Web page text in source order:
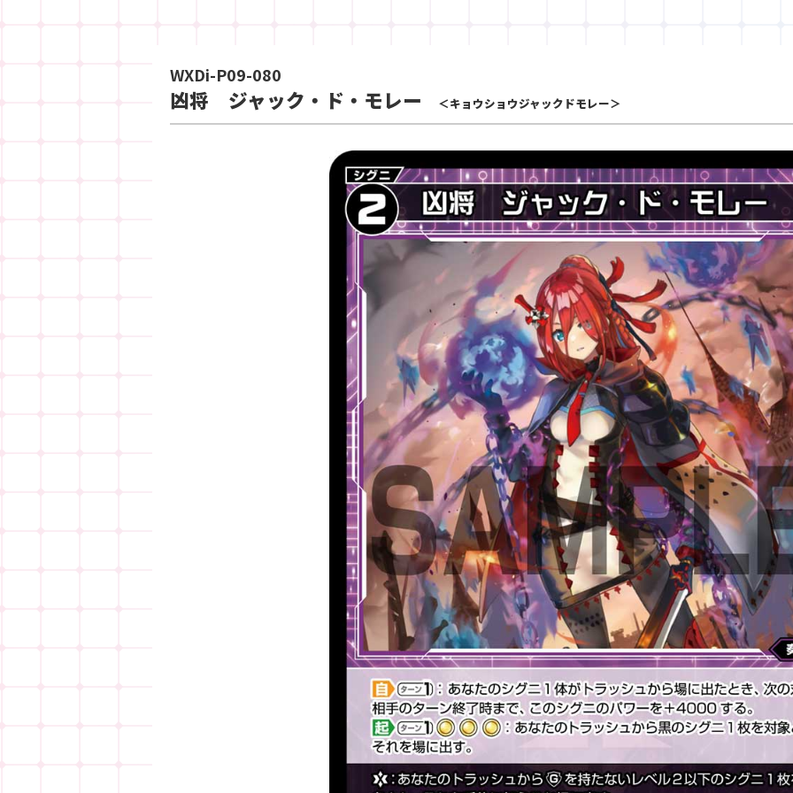
WXDi-P09-080
凶将 ジャック・ド・モレー ＜キョウショウジャックドモレー＞